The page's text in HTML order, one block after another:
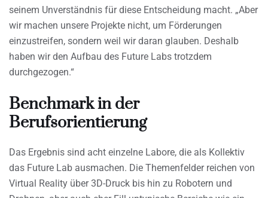
seinem Unverständnis für diese Entscheidung macht. „Aber
wir machen unsere Projekte nicht, um Förderungen
einzustreifen, sondern weil wir daran glauben. Deshalb
haben wir den Aufbau des Future Labs trotzdem
durchgezogen.“
Benchmark in der
Berufsorientierung
Das Ergebnis sind acht einzelne Labore, die als Kollektiv
das Future Lab ausmachen. Die Themenfelder reichen von
Virtual Reality über 3D-Druck bis hin zu Robotern und